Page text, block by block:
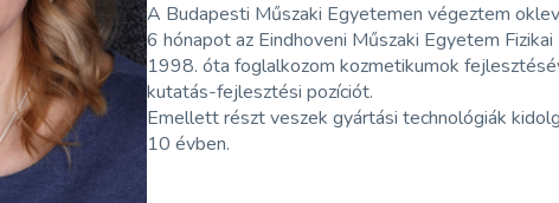
A Budapesti Műszaki Egyetemen végeztem
6 hónapot az Eindhoveni Műszaki Egyetem
1998. óta foglalkozom kozmetikumok
kutatás-fejlesztési pozíciót.
Emellett részt veszek gyártási technológiák
10 évben.